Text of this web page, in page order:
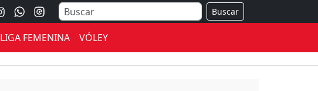
Buscar
LIGA FEMENINA VÓLEY